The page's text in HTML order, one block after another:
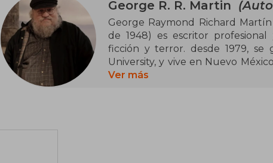
George R. R. Martin
George Raymond Richard
de 1948) es escritor
ficción y terror. desde 1979, se graduó de periodismo en la Northwestern
University, y vive en Nuevo
épica Canción de hielo y fuego,
Ver más